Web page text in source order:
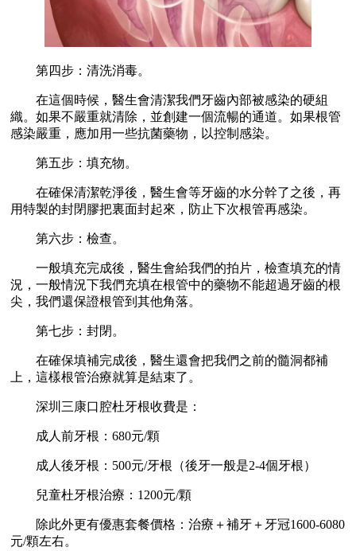
第四步：清洗消毒。
在這個時候，醫生會清潔我們牙齒內部被感染的硬組
織。如果不嚴重就清除，並創建一個流暢的通道。如果根管
感染嚴重，應加用一些抗菌藥物，以控制感染。
第五步：填充物。
在確保清潔乾淨後，醫生會等牙齒的水分幹了之後，再
用特製的封閉膠把裏面封起來，防止下次根管再感染。
第六步：檢查。
一般填充完成後，醫生會給我們的拍片，檢查填充的情
況，一般情況下我們充填在根管中的藥物不能超過牙齒的根
尖，我們還保證根管到其他角落。
第七步：封閉。
在確保填補完成後，醫生還會把我們之前的髓洞都補
上，這樣根管治療就算是結束了。
深圳三康口腔杜牙根收費是：
成人前牙根：680元/顆
成人後牙根：500元/牙根（後牙一般是2-4個牙根）
兒童杜牙根治療：1200元/顆
除此外更有優惠套餐價格：治療＋補牙＋牙冠1600-6080
元/顆左右。